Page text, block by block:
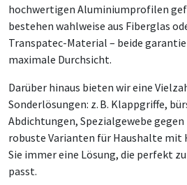
hochwertigen Aluminiumprofilen
bestehen wahlweise aus Fiberglas
Transpatec-Material – beide
maximale Durchsicht.
Darüber hinaus bieten wir eine
Sonderlösungen: z. B. Klappgriffe,
Abdichtungen, Spezialgewebe
robuste Varianten für Haushalte mit
Sie immer eine Lösung, die perfekt
passt.